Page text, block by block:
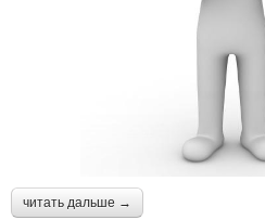
читать дальше →